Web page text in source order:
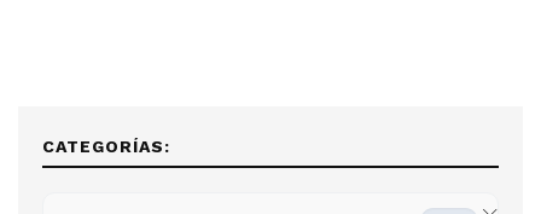
CATEGORÍAS: